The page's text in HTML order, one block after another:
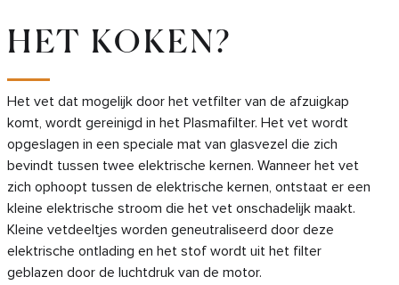
HET KOKEN?
Het vet dat mogelijk door het vetfilter van de afzuigkap
komt, wordt gereinigd in het Plasmafilter. Het vet wordt
opgeslagen in een speciale mat van glasvezel die zich
bevindt tussen twee elektrische kernen. Wanneer het vet
zich ophoopt tussen de elektrische kernen, ontstaat er een
kleine elektrische stroom die het vet onschadelijk maakt.
Kleine vetdeeltjes worden geneutraliseerd door deze
elektrische ontlading en het stof wordt uit het filter
geblazen door de luchtdruk van de motor.